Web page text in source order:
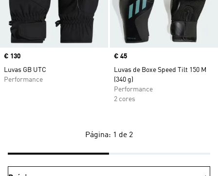
Price
€ 130
Luvas GB UTC
Performance
Price
€ 45
Luvas de Boxe Speed Tilt 150 M
(340 g)
Performance
2 cores
Página: 1 de 2